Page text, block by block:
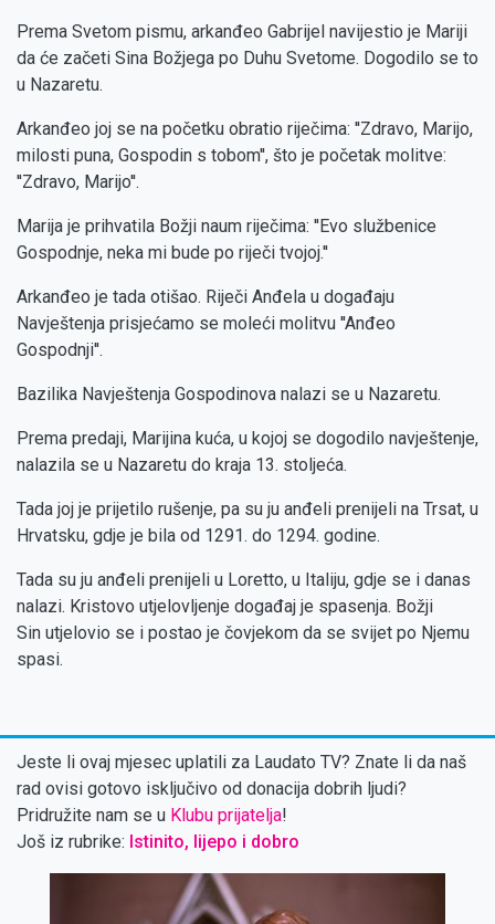
Prema Svetom pismu, arkanđeo Gabrijel navijestio je Mariji
da će začeti Sina Božjega po Duhu Svetome. Dogodilo se to
u Nazaretu.
Arkanđeo joj se na početku obratio riječima: ''Zdravo, Marijo,
milosti puna, Gospodin s tobom'', što je početak molitve:
''Zdravo, Marijo''.
Marija je prihvatila Božji naum riječima: ''Evo službenice
Gospodnje, neka mi bude po riječi tvojoj.''
Arkanđeo je tada otišao. Riječi Anđela u događaju
Navještenja prisjećamo se moleći molitvu ''Anđeo
Gospodnji''.
Bazilika Navještenja Gospodinova nalazi se u Nazaretu.
Prema predaji, Marijina kuća, u kojoj se dogodilo navještenje,
nalazila se u Nazaretu do kraja 13. stoljeća.
Tada joj je prijetilo rušenje, pa su ju anđeli prenijeli na Trsat, u
Hrvatsku, gdje je bila od 1291. do 1294. godine.
Tada su ju anđeli prenijeli u Loretto, u Italiju, gdje se i danas
nalazi. Kristovo utjelovljenje događaj je spasenja. Božji
Sin utjelovio se i postao je čovjekom da se svijet po Njemu
spasi.
Jeste li ovaj mjesec uplatili za Laudato TV? Znate li da naš
rad ovisi gotovo isključivo od donacija dobrih ljudi?
Pridružite nam se u Klubu prijatelja!
Još iz rubrike: Istinito, lijepo i dobro